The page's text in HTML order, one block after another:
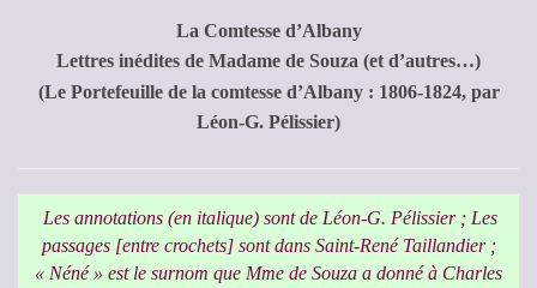
La Comtesse d’Albany
Lettres inédites de Madame de Souza (et d’autres…)
(Le Portefeuille de la comtesse d’Albany : 1806-1824, par
Léon-G. Pélissier)
Les annotations (en italique) sont de Léon-G. Pélissier ; Les
passages [entre crochets] sont dans Saint-René Taillandier ;
« Néné » est le surnom que Mme de Souza a donné à Charles